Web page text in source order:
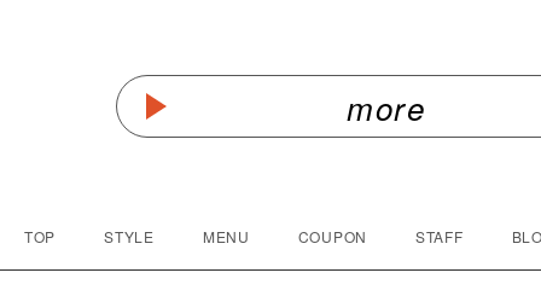
more
TOP STYLE MENU COUPON STAFF